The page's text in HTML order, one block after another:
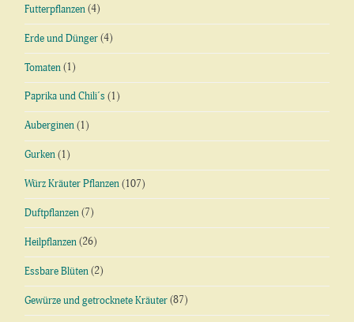
Futterpflanzen (4)
Erde und Dünger (4)
Tomaten (1)
Paprika und Chili´s (1)
Auberginen (1)
Gurken (1)
Würz Kräuter Pflanzen (107)
Duftpflanzen (7)
Heilpflanzen (26)
Essbare Blüten (2)
Gewürze und getrocknete Kräuter (87)